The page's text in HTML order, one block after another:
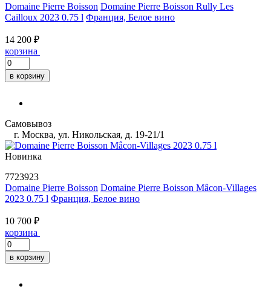
Domaine Pierre Boisson Domaine Pierre Boisson Rully Les
Cailloux 2023 0.75 l Франция, Белое вино
14 200 ₽
корзина
в корзину
Самовывоз
г. Москва, ул. Никольская, д. 19-21/1
Новинка
7723923
Domaine Pierre Boisson Domaine Pierre Boisson Mâcon-Villages
2023 0.75 l Франция, Белое вино
10 700 ₽
корзина
в корзину